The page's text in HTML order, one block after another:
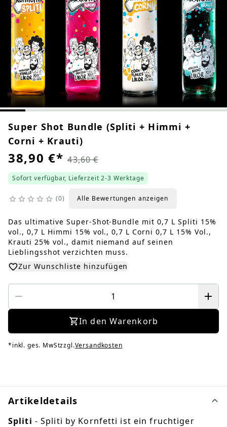
Super Shot Bundle (Spliti + Himmi +
Corni + Krauti)
38,90 €* 43,60 €
Sofort verfügbar, Lieferzeit 2-3 Werktage
0 Alle Bewertungen anzeigen
Das ultimative Super-Shot-Bundle mit 0,7 L Spliti 15%
vol., 0,7 L Himmi 15% vol., 0,7 L Corni 0,7 L 15% Vol.,
Krauti 25% vol., damit niemand auf seinen
Lieblingsshot verzichten muss.
Zur Wunschliste hinzufügen
In den Warenkorb
*inkl. ges. MwStzzgl.Versandkosten
Artikeldetails
Spliti - Spliti by Kornfetti ist ein fruchtiger